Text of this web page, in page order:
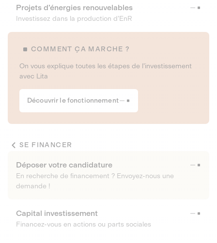
Projets d’énergies renouvelables
Investissez dans la production d’EnR
COMMENT ÇA MARCHE ?
On vous explique toutes les étapes de l’investissement
avec Lita
Découvrir le fonctionnement
SE FINANCER
Déposer votre candidature
En recherche de financement ? Envoyez-nous une
demande !
Capital investissement
Financez-vous en actions ou parts sociales